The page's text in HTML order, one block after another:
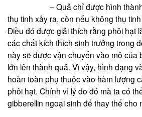
– Quả chỉ được hình thành
thụ tinh xảy ra, còn nếu không thụ
Điều đó được giải thích rằng phôi hạt
các chất kích thích sinh trưởng trong
này sẽ được vận chuyển vào mô của
lớn lên thành quả. Vì vậy, hình dạng
hoàn toàn phụ thuộc vào hàm lượng
phôi hạt. Chính vì lý do đó mà ta có
gibberellin ngoại sinh để thay thế cho